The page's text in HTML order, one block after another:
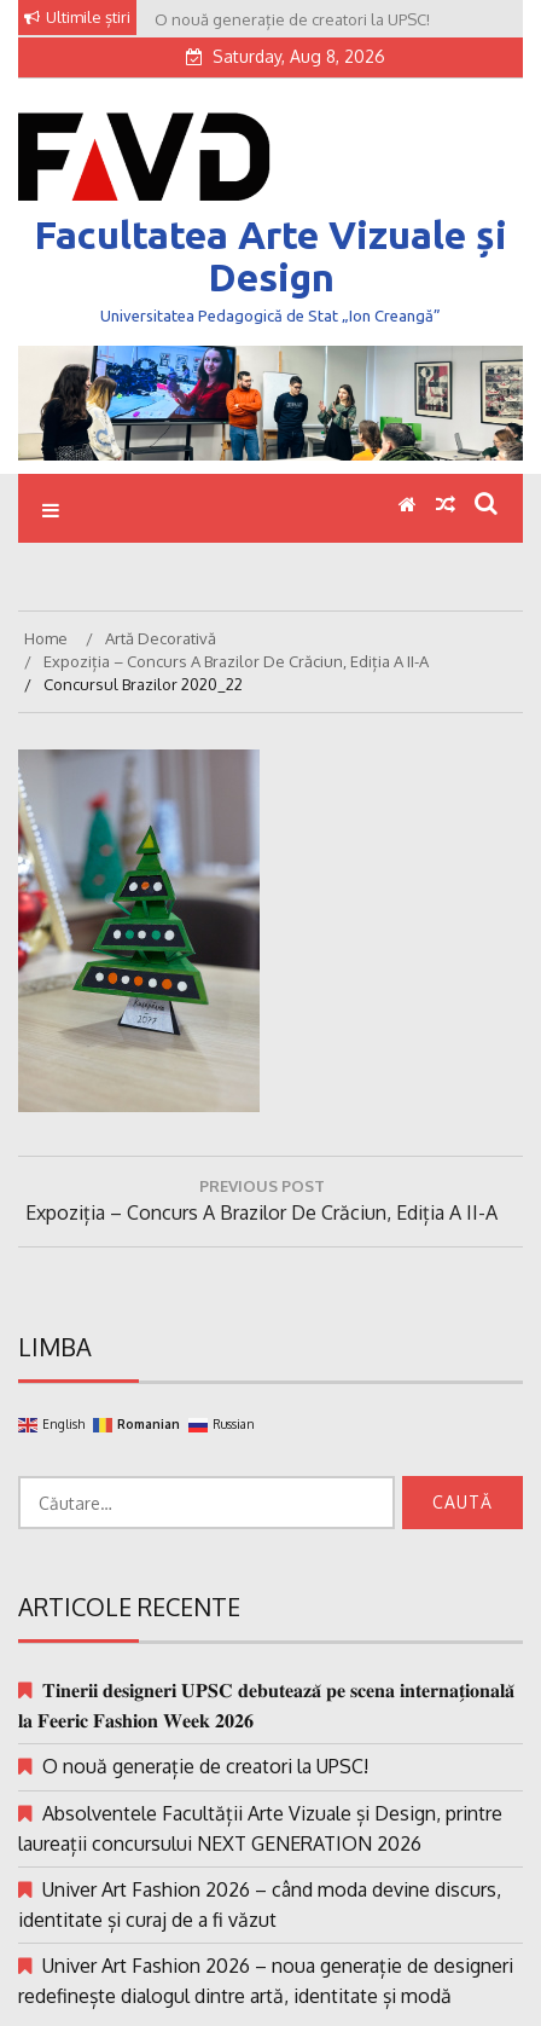
Skip
content
Ultimile știri O nouă generație de creatori la UPSC!
Saturday, Aug 8, 2026
Facultatea Arte Vizuale și
Design
Universitatea Pedagogică de Stat „Ion Creangă”
Home
Artă Decorativă
Expoziția – Concurs A Brazilor De Crăciun, Ediția A II-A
Concursul Brazilor 2020_22
articole
PREVIOUS POST
Previous
Post:
Expoziția – Concurs A Brazilor De Crăciun, Ediția A II-A
LIMBA
English Romanian Russian
ARTICOLE RECENTE
𝐓𝐢𝐧𝐞𝐫𝐢𝐢 𝐝𝐞𝐬𝐢𝐠𝐧𝐞𝐫𝐢 𝐔𝐏𝐒𝐂 𝐝𝐞𝐛𝐮𝐭𝐞𝐚𝐳𝐚̆ 𝐩𝐞 𝐬𝐜𝐞𝐧𝐚 𝐢𝐧𝐭𝐞𝐫𝐧𝐚𝐭̗𝐢𝐨𝐧𝐚𝐥𝐚̆
𝐥𝐚 𝐅𝐞𝐞𝐫𝐢𝐜 𝐅𝐚𝐬𝐡𝐢𝐨𝐧 𝐖𝐞𝐞𝐤 𝟐𝟎𝟐𝟔
O nouă generație de creatori la UPSC!
Absolventele Facultății Arte Vizuale și Design, printre
laureații concursului NEXT GENERATION 2026
Univer Art Fashion 2026 – când moda devine discurs,
identitate și curaj de a fi văzut
Univer Art Fashion 2026 – noua generație de designeri
redefinește dialogul dintre artă, identitate și modă